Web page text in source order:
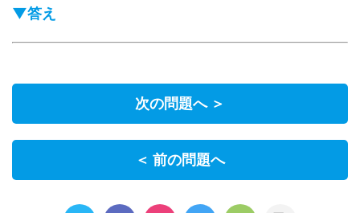
▼答え
次の問題へ ＞
＜ 前の問題へ